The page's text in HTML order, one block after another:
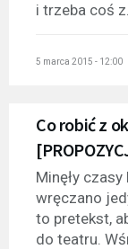
i trzeba coś
5 marca 2015 - 12:00
Co robić z
Minęły
wręczano
to pretekst,
do teatru.